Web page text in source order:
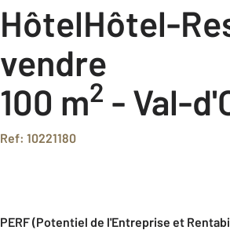
HôtelHôtel-Restaurant à
vendre
100 m2 - Val-
Ref: 10221180
PERF (Potentiel de l'Entreprise et